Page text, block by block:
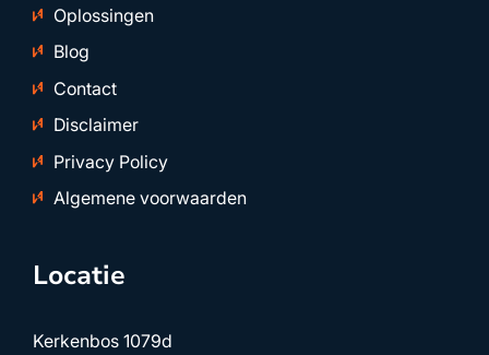
Oplossingen
Blog
Contact
Disclaimer
Privacy Policy
Algemene voorwaarden
Locatie
Kerkenbos 1079d